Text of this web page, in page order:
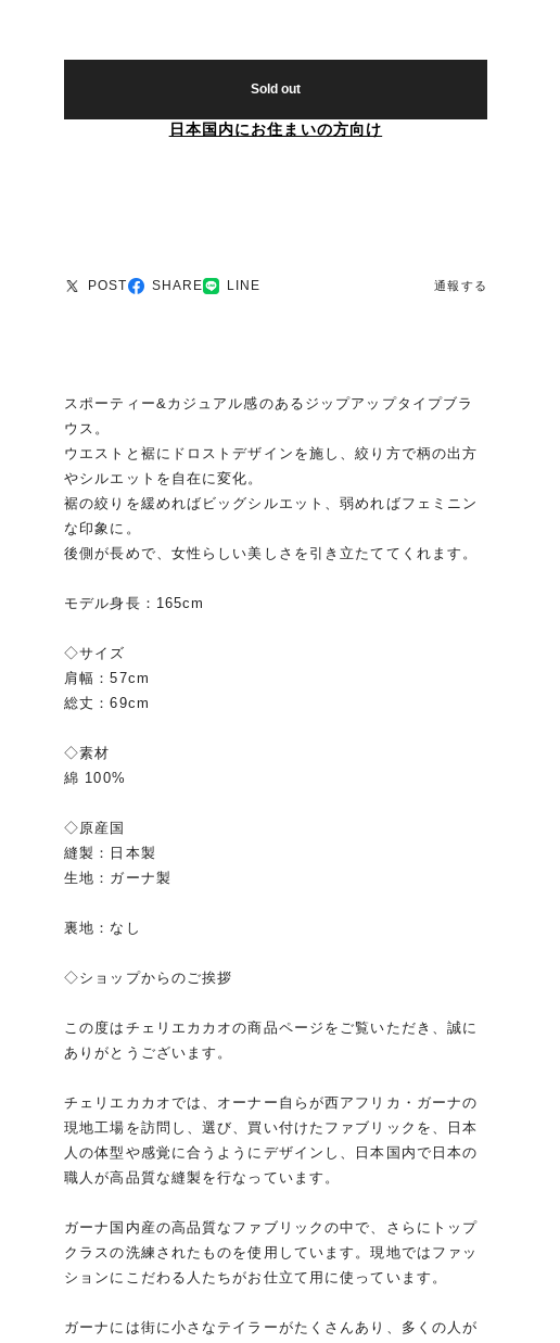
Sold out
日本国内にお住まいの方向け
POST SHARE LINE 通報する
スポーティー&カジュアル感のあるジップアップタイプブラ
ウス。
ウエストと裾にドロストデザインを施し、絞り方で柄の出方
やシルエットを自在に変化。
裾の絞りを緩めればビッグシルエット、弱めればフェミニン
な印象に。
後側が長めで、女性らしい美しさを引き立たててくれます。
モデル身長：165cm
◇サイズ
肩幅：57cm
総丈：69cm
◇素材
綿 100%
◇原産国
縫製：日本製
生地：ガーナ製
裏地：なし
◇ショップからのご挨拶
この度はチェリエカカオの商品ページをご覧いただき、誠に
ありがとうございます。
チェリエカカオでは、オーナー自らが西アフリカ・ガーナの
現地工場を訪問し、選び、買い付けたファブリックを、日本
人の体型や感覚に合うようにデザインし、日本国内で日本の
職人が高品質な縫製を行なっています。
ガーナ国内産の高品質なファブリックの中で、さらにトップ
クラスの洗練されたものを使用しています。現地ではファッ
ションにこだわる人たちがお仕立て用に使っています。
ガーナには街に小さなテイラーがたくさんあり、多くの人が